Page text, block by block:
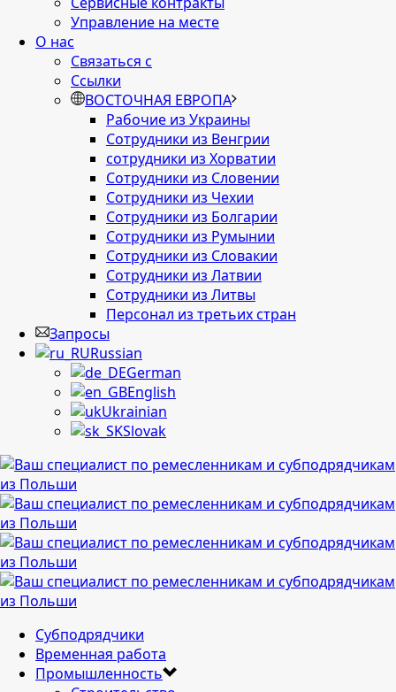
Управление на месте
О нас
Связаться с
Ссылки
ВОСТОЧНАЯ ЕВРОПА
Рабочие из Украины
Сотрудники из Венгрии
сотрудники из Хорватии
Сотрудники из Словении
Сотрудники из Чехии
Сотрудники из Болгарии
Сотрудники из Румынии
Сотрудники из Словакии
Сотрудники из Латвии
Сотрудники из Литвы
Персонал из третьих стран
Запросы
Russian
German
English
Ukrainian
Slovak
Cубподрядчики
Временная работа
Промышленность